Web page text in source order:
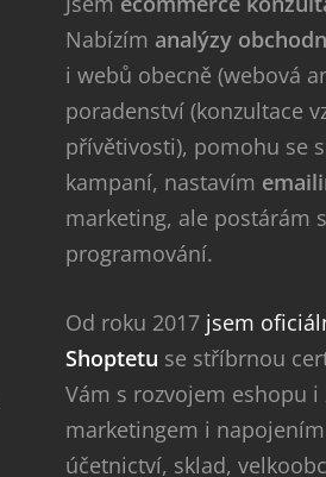
Nabízím analýzy
i webů obecně (webová
poradenství (konzultace
přívětivosti), pomohu se
kampaní, nastavím
marketing, ale postárám
programování.
Od roku 2017 jsem
Shoptetu se stříbrnou
Vám s rozvojem eshopu
marketingem i
účetnictví, sklad,